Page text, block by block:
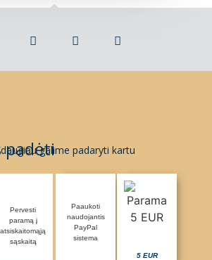
padėtigalime padaryti kartu
Pervesti
paramą į
atsiskaitomąją
sąskaitą
Paaukoti
naudojantis
PayPal
sistema
5 EUR